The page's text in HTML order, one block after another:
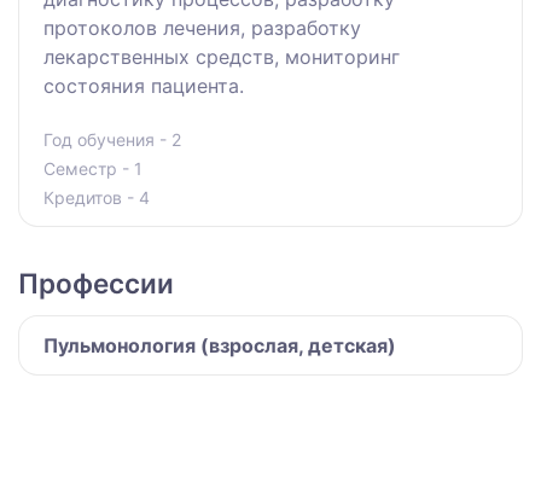
протоколов лечения, разработку
лекарственных средств, мониторинг
состояния пациента.
Год обучения - 2
Семестр - 1
Кредитов - 4
Профессии
Пульмонология (взрослая, детская)